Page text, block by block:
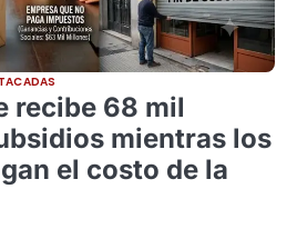
recibe 68 mil
mientras los
el costo de la